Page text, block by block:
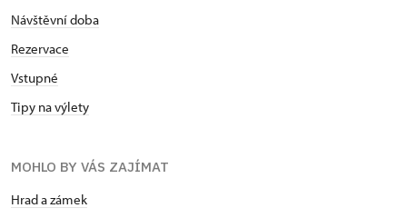
Návštěvní doba
Rezervace
Vstupné
Tipy na výlety
MOHLO BY VÁS ZAJÍMAT
Hrad a zámek